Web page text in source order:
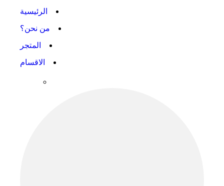
الرئيسية
من نحن؟
المتجر
الاقسام